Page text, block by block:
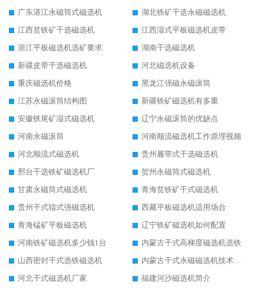
广东湛江永磁筒式磁选机
湖北铁矿干选永磁磁选机
江西贫铁矿干选磁选机
江西湿式平板磁选机皮带
浙江平板磁选机选矿要求
湖南干选磁选机
新疆皮带干选磁选机
河北磁选机设备
重庆磁选机价格
黑龙江强磁永磁滚筒
江苏永磁滚筒结构图
新疆铁矿磁选机有多重
安徽铁尾矿湿式磁选机
辽宁永磁滚筒的优缺点
河南永磁滚筒
河南顺流磁选机工作原理视频
河北顺流式磁选机
贵州履带式干选磁选机
邢台干选铁矿磁选机厂
贺州永磁筒式磁选机
甘肃永磁筒式磁选机
青海贫铁矿干式磁选机
贵州干式辊式强磁选机
西藏平板磁选机适用场合
青海锰矿平板磁选机
辽宁铁矿磁选机如何配置
河南铁矿磁选机多少钱1台
内蒙古干式高梯度磁选机选铁
山西密封干式选铁磁选机
内蒙古干式永磁磁选机技术要求
河北干式磁选机厂家
福建河沙磁选机简介